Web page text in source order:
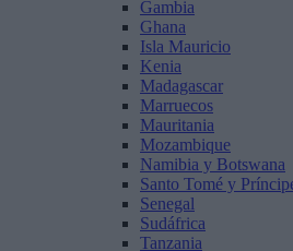
Gambia
Ghana
Isla Mauricio
Kenia
Madagascar
Marruecos
Mauritania
Mozambique
Namibia y Botswana
Santo Tomé y
Senegal
Sudáfrica
Tanzania